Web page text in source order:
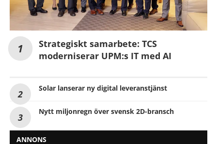
Strategiskt samarbete: TCS
moderniserar UPM:s IT med AI
Solar lanserar ny digital leveranstjänst
Nytt miljonregn över svensk 2D-bransch
ANNONS